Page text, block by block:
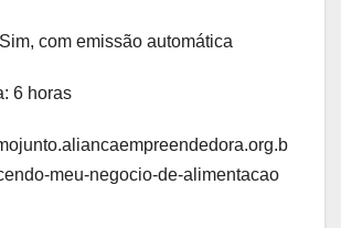
com emissão automática
6 horas
meu-negocio-de-alimentacao